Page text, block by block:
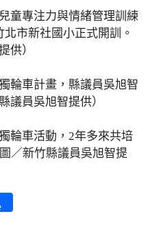
童專注力與情緒管理訓練
市新社國小正式開訓。
供）
輪車計畫，縣議員吳旭智
議員吳旭智提供）
輪車活動，2年多來共培
／新竹縣議員吳旭智提